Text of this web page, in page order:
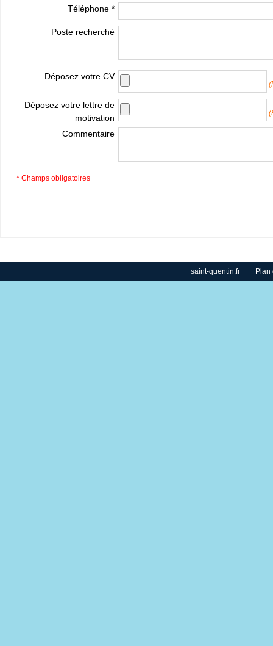
Téléphone *
Poste recherché
Déposez votre CV
Déposez votre lettre de
motivation
Commentaire
* Champs obligatoires
saint-quentin.fr Plan